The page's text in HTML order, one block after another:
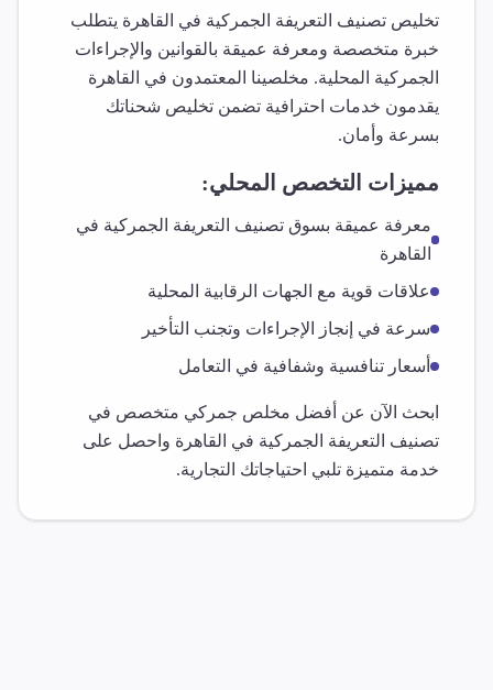
تخليص تصنيف التعريفة الجمركية في القاهرة يتطلب
خبرة متخصصة ومعرفة عميقة بالقوانين والإجراءات
الجمركية المحلية. مخلصينا المعتمدون في القاهرة
يقدمون خدمات احترافية تضمن تخليص شحناتك
بسرعة وأمان.
مميزات التخصص المحلي:
معرفة عميقة بسوقتصنيف التعريفة الجمركية في
القاهرة
علاقات قوية مع الجهات الرقابية المحلية
سرعة في إنجاز الإجراءات وتجنب التأخير
أسعار تنافسية وشفافية في التعامل
ابحث الآن عن أفضل مخلص جمركي متخصص في
تصنيف التعريفة الجمركية في القاهرة واحصل على
خدمة متميزة تلبي احتياجاتك التجارية.